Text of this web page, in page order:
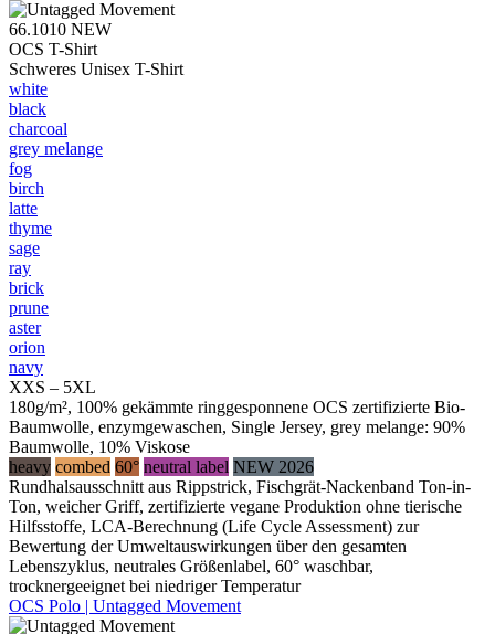
66.1010 NEW
OCS T-Shirt
Schweres Unisex T-Shirt
white
black
charcoal
grey melange
fog
birch
latte
thyme
sage
ray
brick
prune
aster
orion
navy
XXS – 5XL
180g/m², 100% gekämmte ringgesponnene OCS zertifizierte Bio-
Baumwolle, enzymgewaschen, Single Jersey, grey melange: 90%
Baumwolle, 10% Viskose
heavy combed 60° neutral label NEW 2026
Rundhalsausschnitt aus Rippstrick, Fischgrät-Nackenband Ton-in-
Ton, weicher Griff, zertifizierte vegane Produktion ohne tierische
Hilfsstoffe, LCA-Berechnung (Life Cycle Assessment) zur
Bewertung der Umweltauswirkungen über den gesamten
Lebenszyklus, neutrales Größenlabel, 60° waschbar,
trocknergeeignet bei niedriger Temperatur
OCS Polo | Untagged Movement